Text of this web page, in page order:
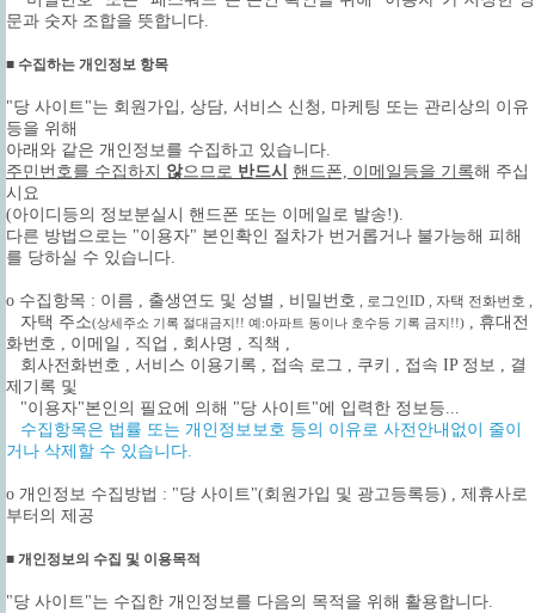
문과 숫자 조합을 뜻합니다.
■ 수집하는 개인정보 항목
"당 사이트"는 회원가입, 상담, 서비스 신청, 마케팅 또는 관리상의 이유
등을 위해
아래와 같은 개인정보를 수집하고 있습니다.
주민번호를 수집하지 않으므로 반드시 핸드폰, 이메일등을 기록해 주십
시요
(아이디등의 정보분실시 핸드폰 또는 이메일로 발송!).
다른 방법으로는 "이용자" 본인확인 절차가 번거롭거나 불가능해 피해
를 당하실 수 있습니다.
ο 수집항목 : 이름 , 출생연도 및 성별 , 비밀번호 , 로그인ID , 자택 전화번호 ,
자택 주소(상세주소 기록 절대금지!! 예:아파트 동이나 호수등 기록 금지!!) , 휴대전
화번호 , 이메일 , 직업 , 회사명 , 직책 ,
회사전화번호 , 서비스 이용기록 , 접속 로그 , 쿠키 , 접속 IP 정보 , 결
제기록 및
"이용자"본인의 필요에 의해 "당 사이트"에 입력한 정보등...
수집항목은 법률 또는 개인정보보호 등의 이유로 사전안내없이 줄이
거나 삭제할 수 있습니다.
ο 개인정보 수집방법 : "당 사이트"(회원가입 및 광고등록등) , 제휴사로
부터의 제공
■ 개인정보의 수집 및 이용목적
"당 사이트"는 수집한 개인정보를 다음의 목적을 위해 활용합니다.